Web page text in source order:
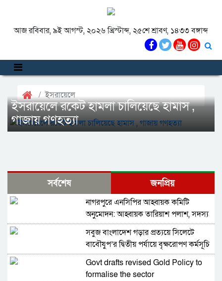
আজ রবিবার, ৯ই আগস্ট, ২০২৬ খ্রিস্টাব্দ, ২৫শে শ্রাবণ, ১৪৩৩ বঙ্গাব্দ
ইসরায়েলে
ইসরায়েলে রকেট হামলা চালিয়েছে হামাস ,
গাজায় গণহত্যা
সর্বশেষ জনপ্রিয়
নাগরপুরে এনসিপির আহ্বায়ক কমিটি
অনুমোদন: আহ্বায়ক তারিয়াশ পলাশ, সদস্য
সচিব সরদার আশরাফ
সবুজ বাংলাদেশ গড়ার প্রত্যয়ে সিলেটে
বাবৌযুপ’র দ্বিতীয় পর্যায়ে বৃক্ষরোপণ কর্মসূচি
সম্পন্ন
Govt drafts revised Gold Policy to
formalise the sector